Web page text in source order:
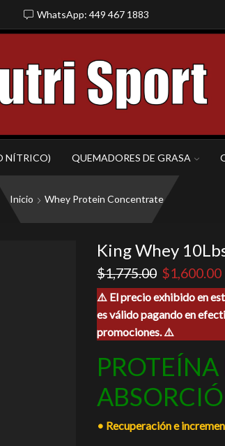
WhatsApp: 449 467 1883
NÍTRICO) QUEMADORES DE GRASA
Inicio Whey Protein Concentrate
King Whey
$1,775.00 El
precio
original
era:
$1,775.00.
$1,600.00El
⚠️ El precio exhibido en
es válido pagando en
promociones. ⚠️
• Recuperación e